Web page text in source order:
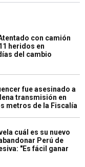
con camión
heridos en
del cambio
fue asesinado a
transmisión en
metros de la Fiscalía
cuál es su nuevo
Perú de
"Es fácil ganar